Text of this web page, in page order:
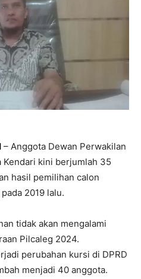
– Anggota Dewan Perwakilan
Kendari kini berjumlah 35
hasil pemilihan calon
2019 lalu.
tidak akan mengalami
Pilcaleg 2024.
perubahan kursi di DPRD
menjadi 40 anggota.